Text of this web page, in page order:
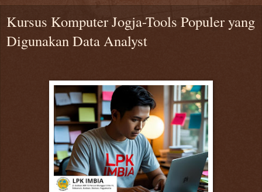
Kursus Komputer Jogja-Tools Populer yang
Digunakan Data Analyst